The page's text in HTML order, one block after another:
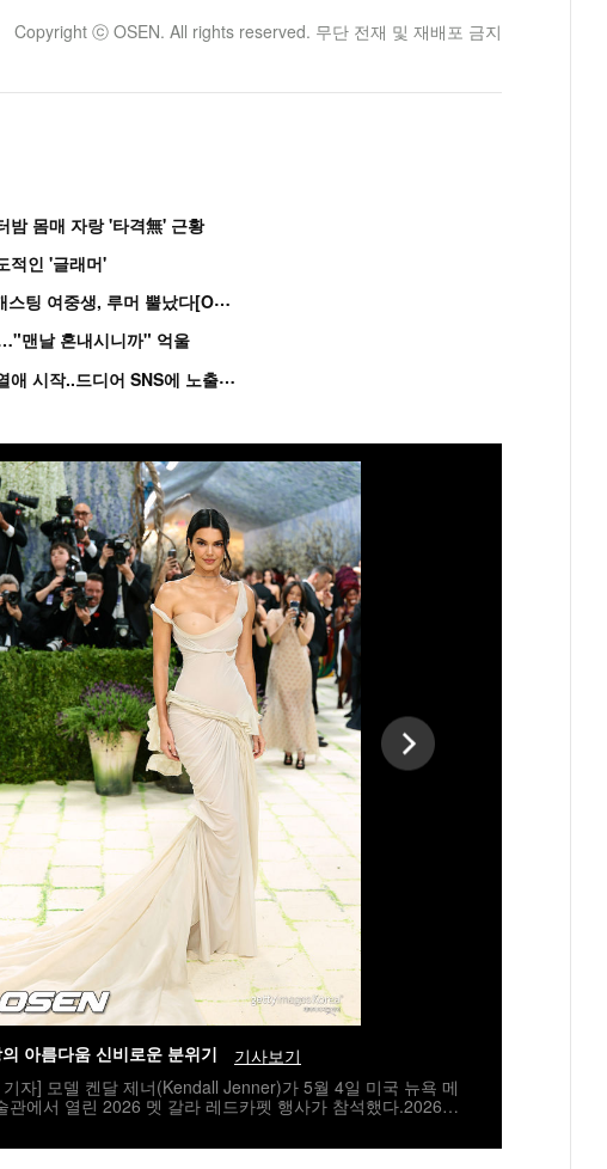
Copyright ⓒ OSEN. All rights reserved. 무단 전재 및 재배포 금지
밤 몸매 자랑 '타격無' 근황
적인 '글래머'
“
연습생 아닙니다” 싸이 '흠뻑쇼' 즉석 캐스팅 여중생, 루머 뿔났다[Oh!쎈 이...
맨날 혼내시니까" 억울
'
흑백' 김도윤♥배우 김서연, 4년만 공개열애 시작..드디어 SNS에 노출 [핫피...
아름다움 신비로운 분위기
기사보기
자] 모델 켄달 제너(Kendall Jenner)가 5월 4일 미국 뉴욕 메
관에서 열린 2026 멧 갈라 레드카펫 행사가 참석했다.2026
재 및 재배포 금지)